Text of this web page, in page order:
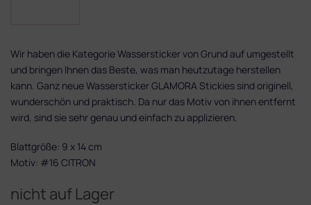
nicht auf Lager
Wir haben die Kategorie Wassersticker von Grund auf umgestellt
und bringen Ihnen das Beste, was man heutzutage herstellen
kann. Ganz neue Wassersticker GLAMORA Stickies sind originell,
wunderschön und praktisch. Da nur das Motiv von ihnen entfernt
wird, sind sie sehr genau und einfach zu applizieren.
Blattgröße: 9 x 14 cm
Motiv: #16 CITRON